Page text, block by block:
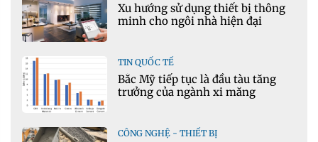
Xu hướng sử dụng thiết bị thông
minh cho ngôi nhà hiện đại
TIN QUỐC TẾ
Bắc Mỹ tiếp tục là đầu tàu tăng
trưởng của ngành xi măng
CÔNG NGHỆ - THIẾT BỊ